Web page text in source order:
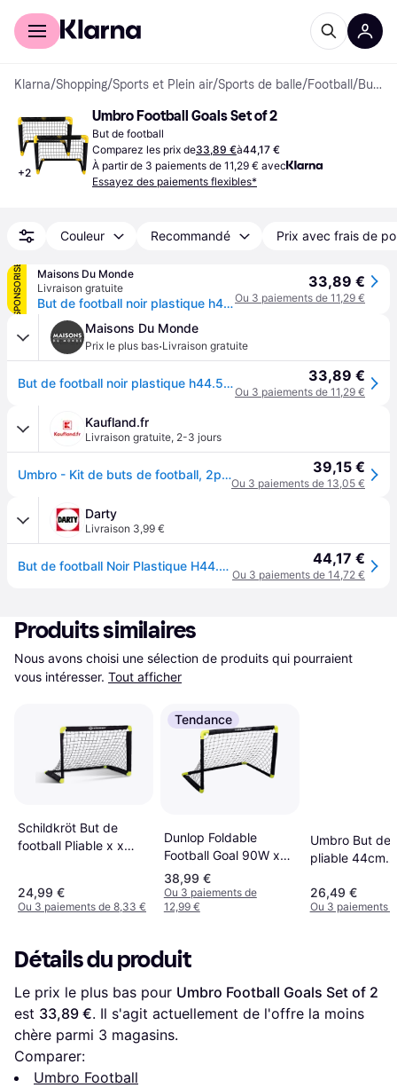
Acheter avec Klarna
Klarna/Shopping/Sports et Plein air/Sports de balle/Football / Buts de Football
+2
Umbro Football Goals Set of 2
But de football
Comparez les prix de33,89 €à44,17 €
À partir de 3 paiements de 11,29 € avec
Essayez des paiements flexibles*
Couleur Recommandé Prix avec frais de
SPONSORISÉ
Maisons Du Monde
Livraison gratuite
But de football noir plastique h44.5xl44.5xl56cm
33,89 €
Ou 3 paiements de 11,29 €
Maisons Du Monde
Prix le plus bas·Livraison gratuite
But de football noir plastique h44.5xl44.5xl56cm 33,89 €
Ou 3 paiements de 11,29 €
Kaufland.fr
Livraison gratuite, 2-3 jours
Umbro - Kit de buts de football, 2pcs 39,15 €
Ou 3 paiements de 13,05 €
Darty
Livraison 3,99 €
But de football Noir Plastique H44.5xl44.5xL56cm 44,17 €
Ou 3 paiements de 14,72 €
Produits similaires
Nous avons choisi une sélection de produits qui pourraient
vous intéresser. Tout afficher
Schildkröt But de
football Pliable x x
24,99 €
Ou 3 paiements de 8,33 €
Tendance
Dunlop Foldable
Football Goal 90W x
61Hcm
38,99 €
Ou 3 paiements de
12,99 €
Umbro But de
pliable 44cm
26,49 €
Ou 3 paiements
Détails du produit
Le prix le plus bas pour Umbro Football Goals Set of 2
est 33,89 €. Il s'agit actuellement de l'offre la moins
chère parmi 3 magasins.
Comparer:
Umbro Football